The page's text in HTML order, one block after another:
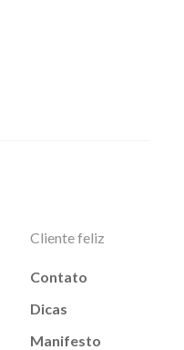
Cliente feliz
Contato
Dicas
Manifesto